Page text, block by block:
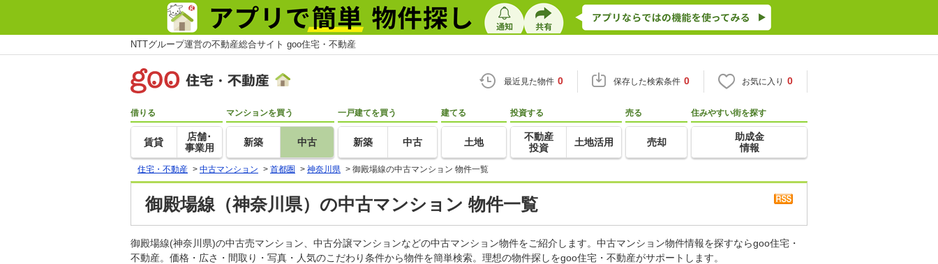
NTTグループ運営の不動産総合サイト goo住宅・不動産
最近見た物件 0 保存した検索条件 0 お気に入り 0
借りる
賃貸
店舗･
事業用
マンションを買う
新築 中古
一戸建てを買う
新築 中古
建てる
土地
投資する
不動産
投資
土地活用
売る
売却
住みやすい街を探す
助成金
情報
住宅・不動産 > 中古マンション > 首都圏 > 神奈川県 > 御殿場線の中古マンション 物件一覧
御殿場線（神奈川県）の中古マンション 物件一覧
御殿場線(神奈川県)の中古売マンション、中古分譲マンションなどの中古マンション物件をご紹介します。中古マンション物件情報を探すならgoo住宅・
不動産。価格・広さ・間取り・写真・人気のこだわり条件から物件を簡単検索。理想の物件探しをgoo住宅・不動産がサポートします。